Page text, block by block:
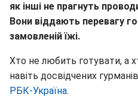
як інші не прагнуть
Вони віддають перевагу
замовленій їжі.
Хто не любить готувати, а
навіть досвідчених
РБК-Україна.